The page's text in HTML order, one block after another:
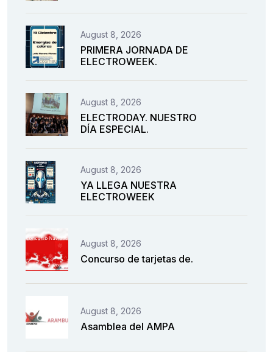
August 8, 2026
PRIMERA JORNADA DE
ELECTROWEEK.
August 8, 2026
ELECTRODAY. NUESTRO
DÍA ESPECIAL.
August 8, 2026
YA LLEGA NUESTRA
ELECTROWEEK
August 8, 2026
Concurso de tarjetas de.
August 8, 2026
Asamblea del AMPA